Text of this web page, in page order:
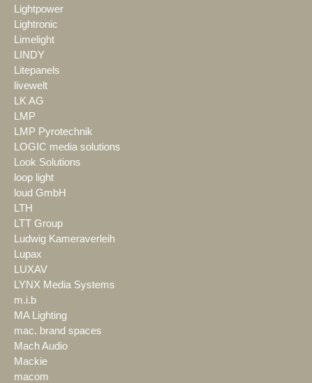
Lightpower
Lightronic
Limelight
LINDY
Litepanels
livewelt
LK AG
LMP
LMP Pyrotechnik
LOGIC media solutions
Look Solutions
loop light
loud GmbH
LTH
LTT Group
Ludwig Kameraverleih
Lupax
LUXAV
LYNX Media Systems
m.i.b
MA Lighting
mac. brand spaces
Mach Audio
Mackie
macom